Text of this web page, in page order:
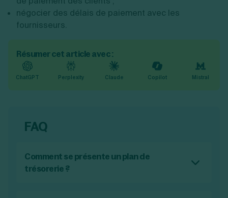
négocier des délais de paiement avec les
fournisseurs.
Résumer cet article avec :
ChatGPT Perplexity Claude Copilot Mistral
FAQ
Comment se présente un plan de
trésorerie ?